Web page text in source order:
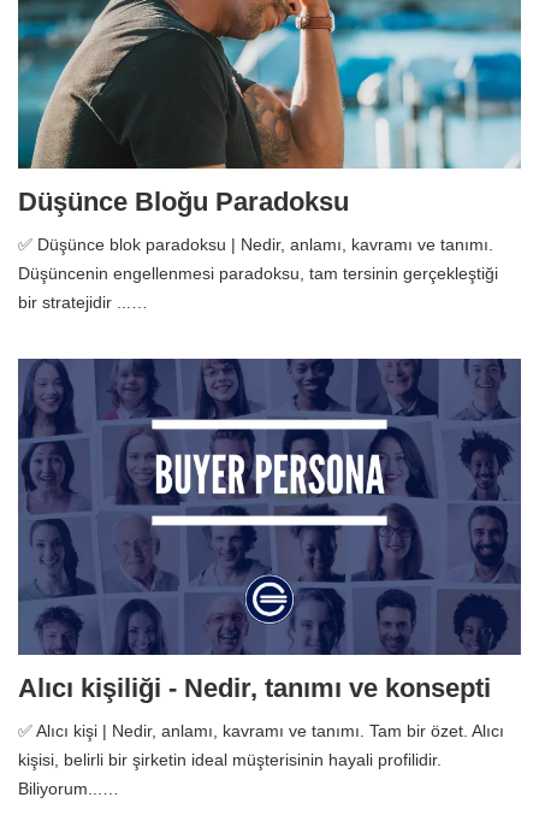
Düşünce Bloğu Paradoksu
✅ Düşünce blok paradoksu | Nedir, anlamı, kavramı ve tanımı.
Düşüncenin engellenmesi paradoksu, tam tersinin gerçekleştiği
bir stratejidir ...…
Alıcı kişiliği - Nedir, tanımı ve konsepti
✅ Alıcı kişi | Nedir, anlamı, kavramı ve tanımı. Tam bir özet. Alıcı
kişisi, belirli bir şirketin ideal müşterisinin hayali profilidir.
Biliyorum...…